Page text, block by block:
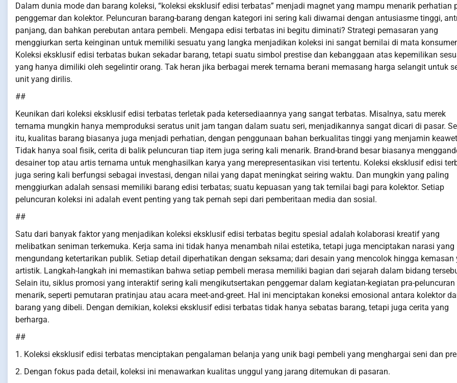
Dalam dunia mode dan barang koleksi, “koleksi eksklusif edisi terbatas” menjadi magnet yang mampu menarik perhatian
penggemar dan kolektor. Peluncuran barang-barang dengan kategori ini sering kali diwarnai dengan antusiasme tinggi,
panjang, dan bahkan perebutan antara pembeli. Mengapa edisi terbatas ini begitu diminati? Strategi pemasaran yang
menggiurkan serta keinginan untuk memiliki sesuatu yang langka menjadikan koleksi ini sangat bernilai di mata
Koleksi eksklusif edisi terbatas bukan sekadar barang, tetapi suatu simbol prestise dan kebanggaan atas kepemilikan
yang hanya dimiliki oleh segelintir orang. Tak heran jika berbagai merek ternama berani memasang harga selangit untuk
unit yang dirilis.
##
Keunikan dari koleksi eksklusif edisi terbatas terletak pada ketersediaannya yang sangat terbatas. Misalnya, satu merek
ternama mungkin hanya memproduksi seratus unit jam tangan dalam suatu seri, menjadikannya sangat dicari di pasar.
itu, kualitas barang biasanya juga menjadi perhatian, dengan penggunaan bahan berkualitas tinggi yang menjamin
Tidak hanya soal fisik, cerita di balik peluncuran tiap item juga sering kali menarik. Brand-brand besar biasanya
desainer top atau artis ternama untuk menghasilkan karya yang merepresentasikan visi tertentu. Koleksi eksklusif edisi
juga sering kali berfungsi sebagai investasi, dengan nilai yang dapat meningkat seiring waktu. Dan mungkin yang paling
menggiurkan adalah sensasi memiliki barang edisi terbatas; suatu kepuasan yang tak ternilai bagi para kolektor. Setiap
peluncuran koleksi ini adalah event penting yang tak pernah sepi dari pemberitaan media dan sosial.
##
Satu dari banyak faktor yang menjadikan koleksi eksklusif edisi terbatas begitu spesial adalah kolaborasi kreatif yang
melibatkan seniman terkemuka. Kerja sama ini tidak hanya menambah nilai estetika, tetapi juga menciptakan narasi yang
mengundang ketertarikan publik. Setiap detail diperhatikan dengan seksama; dari desain yang mencolok hingga kemasan
artistik. Langkah-langkah ini memastikan bahwa setiap pembeli merasa memiliki bagian dari sejarah dalam bidang
Selain itu, siklus promosi yang interaktif sering kali mengikutsertakan penggemar dalam kegiatan-kegiatan pra-peluncuran
menarik, seperti pemutaran pratinjau atau acara meet-and-greet. Hal ini menciptakan koneksi emosional antara kolektor
barang yang dibeli. Dengan demikian, koleksi eksklusif edisi terbatas tidak hanya sebatas barang, tetapi juga cerita yang
berharga.
##
1. Koleksi eksklusif edisi terbatas menciptakan pengalaman belanja yang unik bagi pembeli yang menghargai seni dan
2. Dengan fokus pada detail, koleksi ini menawarkan kualitas unggul yang jarang ditemukan di pasaran.